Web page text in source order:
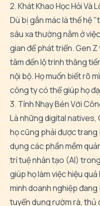
2. Khát Khao Học Hỏi Và
Dù bị gắn mác là thế hệ
sâu xa thường nằm ở
gian để phát triển. Gen
tâm đến lộ trình thăng
nội bộ. Họ muốn biết rõ
công ty có thể giúp họ
3. Tính Nhạy Bén Với
Là những digital natives,
họ cũng phải được trang
dụng các phần mềm
trí tuệ nhân tạo (AI)
giúp họ làm việc hiệu
minh doanh nghiệp
tuyển dụng rườm rà, thủ